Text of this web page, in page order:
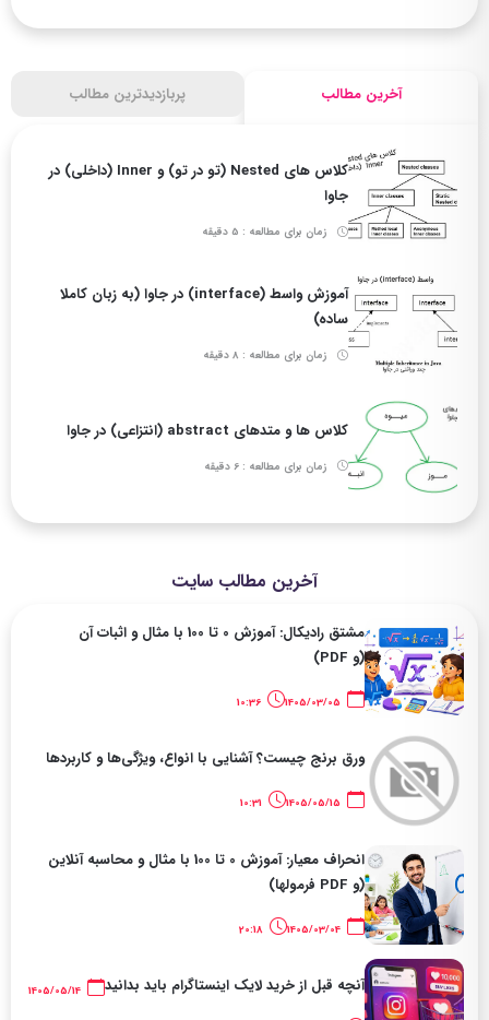
آخرین مطالب پربازدیدترین مطالب
کلاس های Nested (تو در تو) و Inner (داخلی) در
جاوا
زمان برای مطالعه : 5 دقیقه
آموزش واسط (interface) در جاوا (به زبان کاملا
ساده)
زمان برای مطالعه : 8 دقیقه
کلاس ها و متدهای abstract (انتزاعی) در جاوا
زمان برای مطالعه : 6 دقیقه
آخرین مطالب سایت
مشتق رادیکال: آموزش 0 تا 100 با مثال و اثبات آن
(و PDF)
ورق برنج چیست؟ آشنایی با انواع، ویژگی‌ها و کاربردها
انحراف معیار: آموزش 0 تا 100 با مثال و محاسبه آنلاین
(و PDF فرمولها)
آنچه قبل از خرید لایک اینستاگرام باید بدانید